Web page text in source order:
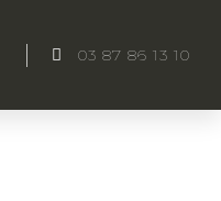
03 87 86 13 10